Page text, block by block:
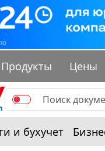
Продукты Цены
и бухучет